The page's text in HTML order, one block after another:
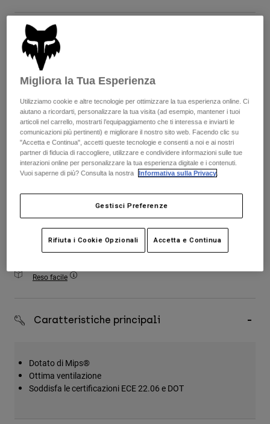
Esplora MTB
Guida all'attrezzatura per MTB
Guida alla cura del casco
Esplora Moto
Product Help
Guida all'attrezzatura per motocross
Guida alla cura del casco
Guida alla cura degli Stivali
T-shirt
Felpe
Vedi tutto
Accessori
Cappelli e Berretti
Borse e zaini
Calzini
Vedi tutto
Calze
Vedi tutto
Tops
Felpe
Giacche
Pantaloni​
Pantaloncini
Vedi tutto
Accessori
Borse e zaini
Vedi tutto
Tabella taglie
XS
Colore -Nero/Bianco
Aggiungi al carrello
Spedizione gratuita per ordini superiori a 125€
Reso facile
Caratteristiche principali
Dotato di Mips®
Ottima ventilazione
Soddisfa le certificazioni ECE 22.06 e DOT
Migliora la Tua Esperienza
Utilizziamo cookie e altre tecnologie per ottimizzare la tua esperienza online. Ci
aiutano a ricordarti, personalizzare la tua visita (ad esempio, mantener i tuoi
articoli nel carrello, mostrarti l’equipaggiamento che ti interessa e inviarti le
comunicazioni più pertinenti) e migliorare il nostro sito web. Facendo clic su
"Accetta e Continua", accetti queste tecnologie e consenti a noi e ai nostri
partner di fiducia di raccogliere, utilizzare e condividere informazioni sulle tue
interazioni online per personalizzare la tua esperienza digitale e i contenuti.
Vuoi saperne di più? Consulta la nostra
Informativa sulla Privacy
Gestisci Preferenze
Rifiuta i Cookie Opzionali Accetta e Continua